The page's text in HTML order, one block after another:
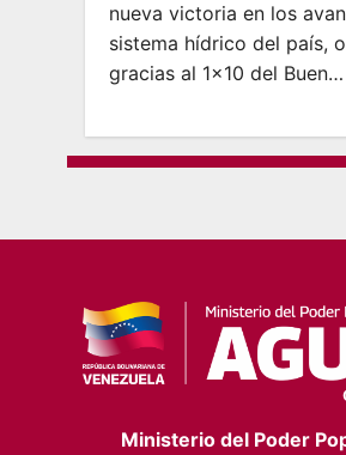
nueva victoria en los
sistema hídrico del país,
gracias al 1×10 del Buen…
Ministerio del Poder